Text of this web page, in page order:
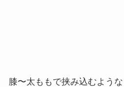
膝〜太ももで挟み込むよう